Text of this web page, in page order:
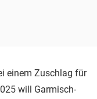
einem Zuschlag für
will Garmisch-